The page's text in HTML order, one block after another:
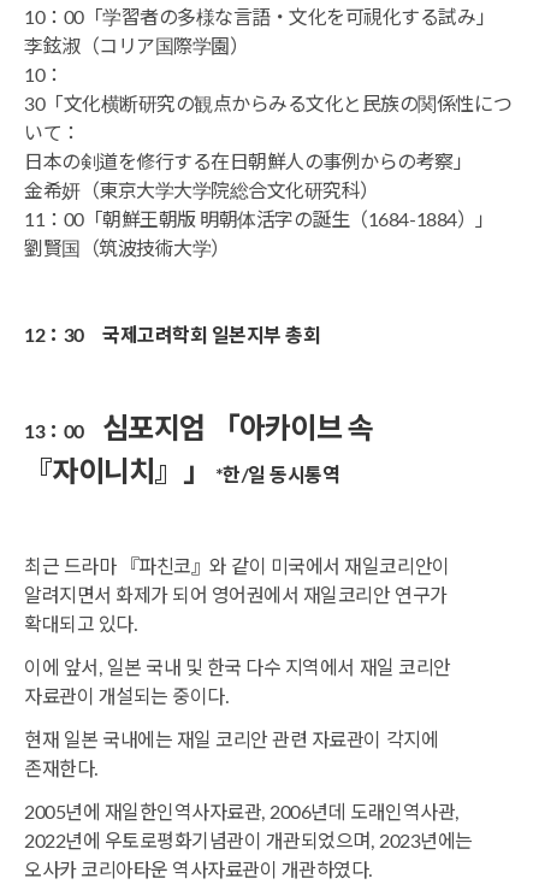
10：00「学習者の多様な言語・文化を可視化する試み」
李鉉淑（コリア国際学園）
10：
30「文化横断研究の観点からみる文化と民族の関係性につ
いて：
日本の剣道を修行する在日朝鮮人の事例からの考察」
金希妍（東京大学大学院総合文化研究科）
11：00「朝鮮王朝版 明朝体活字の誕生（1684-1884）」
劉賢国（筑波技術大学）
12： 30 국제고려학회 일본지부 총회
13： 00 심포지엄 「 아카이브 속
『 자이니치 』」 *한/일 동시통역
최근 드라마 『파친코』와 같이 미국에서 재일코리안이
알려지면서 화제가 되어 영어권에서 재일코리안 연구가
확대되고 있다.
이에 앞서, 일본 국내 및 한국 다수 지역에서 재일 코리안
자료관이 개설되는 중이다.
현재 일본 국내에는 재일 코리안 관련 자료관이 각지에
존재한다.
2005년에 재일한인역사자료관, 2006년데 도래인역사관,
2022년에 우토로평화기념관이 개관되었으며, 2023년에는
오사카 코리아타운 역사자료관이 개관하였다.